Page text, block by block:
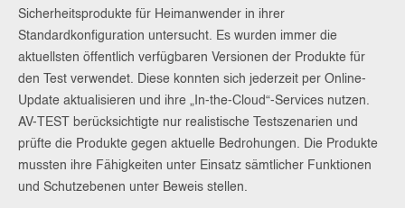
Sicherheitsprodukte für Heimanwender in ihrer
Standardkonfiguration untersucht. Es wurden immer die
aktuellsten öffentlich verfügbaren Versionen der Produkte für
den Test verwendet. Diese konnten sich jederzeit per Online-
Update aktualisieren und ihre „In-the-Cloud“-Services nutzen.
AV-TEST berücksichtigte nur realistische Testszenarien und
prüfte die Produkte gegen aktuelle Bedrohungen. Die Produkte
mussten ihre Fähigkeiten unter Einsatz sämtlicher Funktionen
und Schutzebenen unter Beweis stellen.